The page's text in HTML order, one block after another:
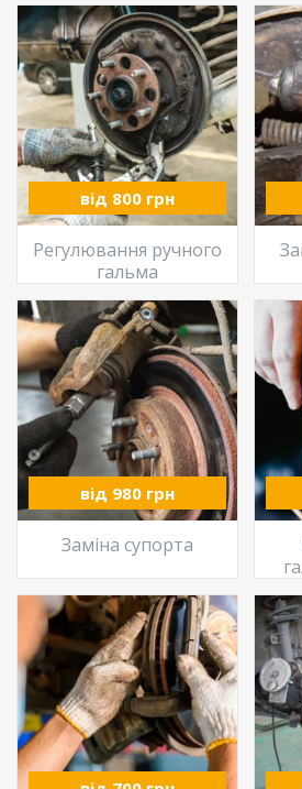
від 800 грн
Регулювання ручного
гальма
від 980 грн
Заміна супорта